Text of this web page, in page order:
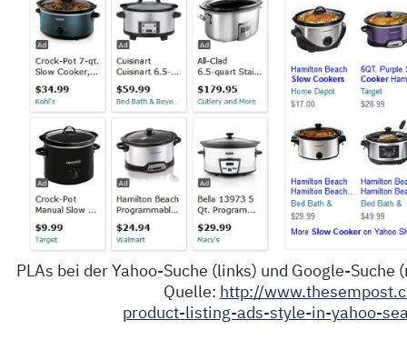
PLAs bei der Yahoo-Suche (links) und
Quelle: http://
product-listing-ads-style-in-yahoo-